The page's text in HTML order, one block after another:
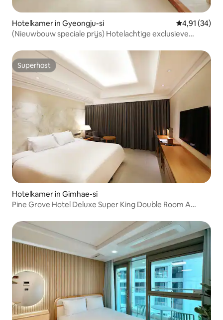
Hotelkamer in Gyeongju-si Gemiddelde
4,91 (34)
(Nieuwbouw speciale prijs) Hotelachtige exclusieve
Hwangnidan-gil wandelen. Rooftop barbecue. Ontbijt
Superhost
Superhost
Hotelkamer in Gimhae-si
Pine Grove Hotel Deluxe Super King Double Room A